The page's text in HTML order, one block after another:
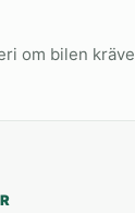
om bilen